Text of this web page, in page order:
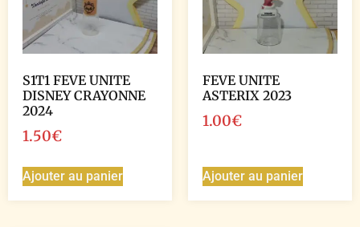
S1T1 FEVE UNITE
DISNEY CRAYONNE
2024
1.50€
Ajouter au panier
FEVE UNITE
ASTERIX 2023
1.00€
Ajouter au panier